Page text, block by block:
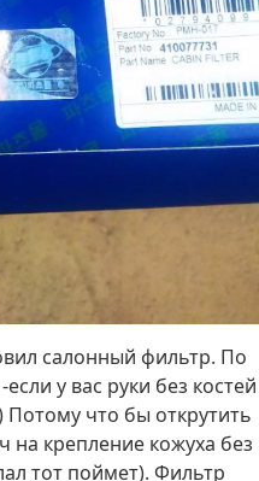
салонный фильтр. По
у вас руки без костей
что бы открутить
на крепление кожуха без
тот поймет). Фильтр